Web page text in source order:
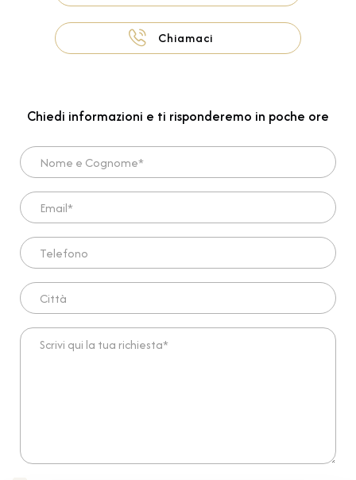
Chiamaci
Chiedi informazioni e ti risponderemo in poche ore
Nome e Cognome*
Email*
Telefono
Città
Scrivi qui la tua richiesta*